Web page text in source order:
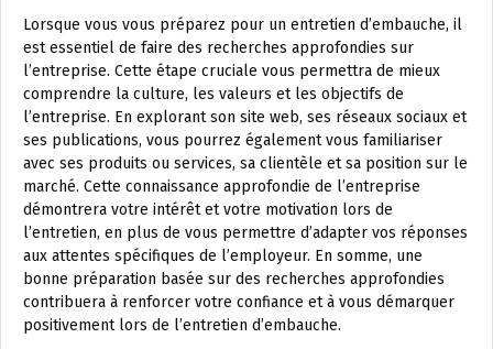
Lorsque vous vous préparez pour un entretien d’embauche, il
est essentiel de faire des recherches approfondies sur
l’entreprise. Cette étape cruciale vous permettra de mieux
comprendre la culture, les valeurs et les objectifs de
l’entreprise. En explorant son site web, ses réseaux sociaux et
ses publications, vous pourrez également vous familiariser
avec ses produits ou services, sa clientèle et sa position sur le
marché. Cette connaissance approfondie de l’entreprise
démontrera votre intérêt et votre motivation lors de
l’entretien, en plus de vous permettre d’adapter vos réponses
aux attentes spécifiques de l’employeur. En somme, une
bonne préparation basée sur des recherches approfondies
contribuera à renforcer votre confiance et à vous démarquer
positivement lors de l’entretien d’embauche.